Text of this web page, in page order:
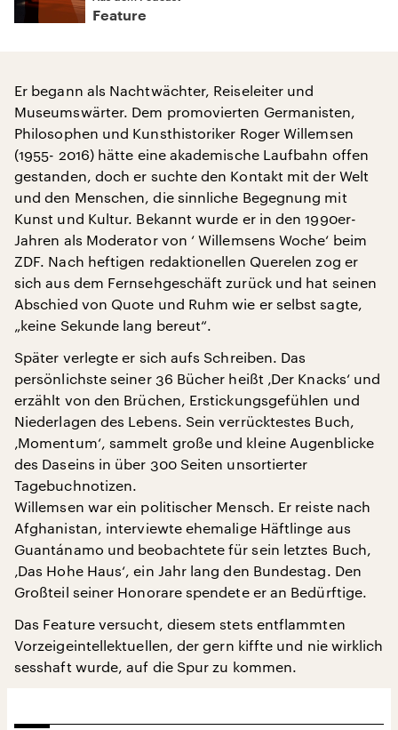
Feature
Er begann als Nachtwächter, Reiseleiter und
Museumswärter. Dem promovierten Germanisten,
Philosophen und Kunsthistoriker Roger Willemsen
(1955- 2016) hätte eine akademische Laufbahn offen
gestanden, doch er suchte den Kontakt mit der Welt
und den Menschen, die sinnliche Begegnung mit
Kunst und Kultur. Bekannt wurde er in den 1990er-
Jahren als Moderator von ‘ Willemsens Woche‘ beim
ZDF. Nach heftigen redaktionellen Querelen zog er
sich aus dem Fernsehgeschäft zurück und hat seinen
Abschied von Quote und Ruhm wie er selbst sagte,
„keine Sekunde lang bereut“.
Später verlegte er sich aufs Schreiben. Das
persönlichste seiner 36 Bücher heißt ‚Der Knacks‘ und
erzählt von den Brüchen, Erstickungsgefühlen und
Niederlagen des Lebens. Sein verrücktestes Buch,
‚Momentum‘, sammelt große und kleine Augenblicke
des Daseins in über 300 Seiten unsortierter
Tagebuchnotizen.
Willemsen war ein politischer Mensch. Er reiste nach
Afghanistan, interviewte ehemalige Häftlinge aus
Guantánamo und beobachtete für sein letztes Buch,
‚Das Hohe Haus‘, ein Jahr lang den Bundestag. Den
Großteil seiner Honorare spendete er an Bedürftige.
Das Feature versucht, diesem stets entflammten
Vorzeigeintellektuellen, der gern kiffte und nie wirklich
sesshaft wurde, auf die Spur zu kommen.